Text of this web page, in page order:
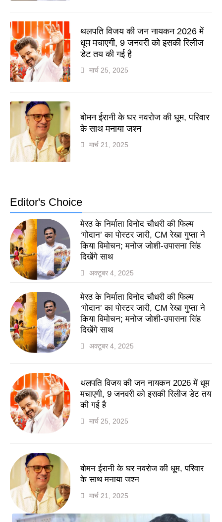
थलपति विजय की जन नायकन 2026 में
धूम मचाएगी, 9 जनवरी को इसकी रिलीज
डेट तय की गई है
मार्च 25, 2025
बोमन ईरानी के घर नवरोज की धूम, परिवार
के साथ मनाया जश्न
मार्च 21, 2025
Editor's Choice
मेरठ के निर्माता विनोद चौधरी की फिल्म
‘गोदान’ का पोस्टर जारी, CM रेखा गुप्ता ने
किया विमोचन; मनोज जोशी-उपासना सिंह
दिखेंगे साथ
अक्टूबर 4, 2025
मेरठ के निर्माता विनोद चौधरी की फिल्म
‘गोदान’ का पोस्टर जारी, CM रेखा गुप्ता ने
किया विमोचन; मनोज जोशी-उपासना सिंह
दिखेंगे साथ
अक्टूबर 4, 2025
थलपति विजय की जन नायकन 2026 में धूम
मचाएगी, 9 जनवरी को इसकी रिलीज डेट तय
की गई है
मार्च 25, 2025
बोमन ईरानी के घर नवरोज की धूम, परिवार
के साथ मनाया जश्न
मार्च 21, 2025